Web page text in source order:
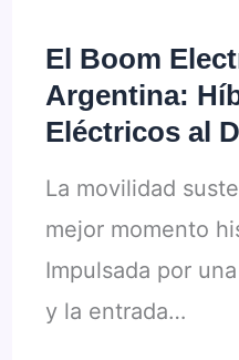
El Boom
Argentina:
Eléctricos al
La movilidad
mejor momento
Impulsada por
y la entrada…